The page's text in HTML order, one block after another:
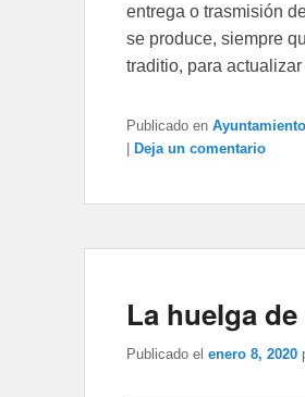
entrega o trasmisión
se produce, siempre
traditio, para
Publicado en Ayuntamiento
| Deja un comentario
La huelga
Publicado el enero 8, 2020